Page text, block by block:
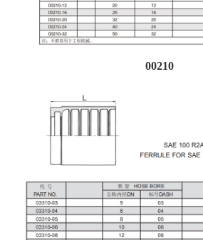
00210